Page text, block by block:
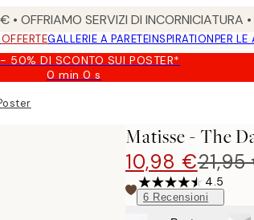
• OFFRIAMO SERVIZI DI
OFFERTEGALLERIE A PARETEINSPIRATIONPER LE
50% DI SCONTO SUI POSTER*
0 min0 s
Valido
Matisse - The
10,98 €
4.5
6 Recensioni